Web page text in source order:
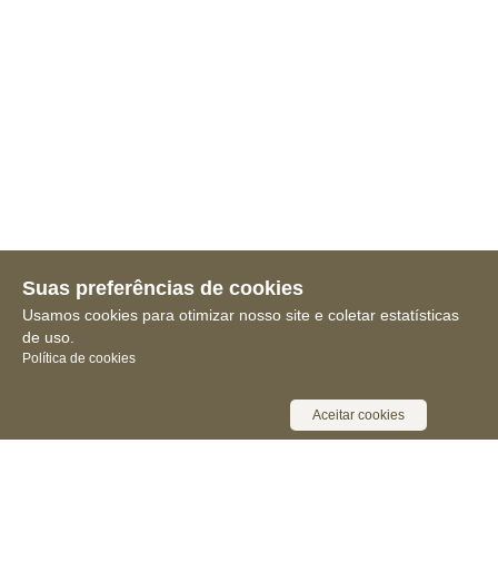
Suas preferências de cookies
Usamos cookies para otimizar nosso site e coletar estatísticas
de uso.
Política de cookies
Aceitar cookies